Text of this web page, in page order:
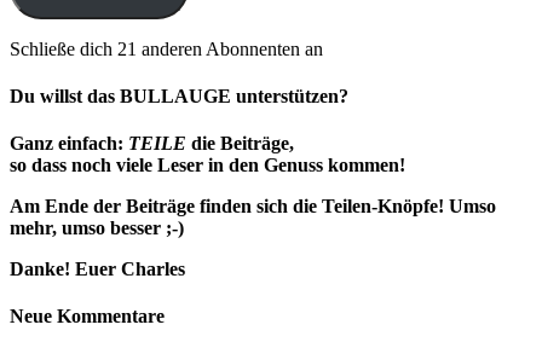
Schließe dich 21 anderen Abonnenten an
Du willst das BULLAUGE unterstützen?
Ganz einfach: TEILE die Beiträge,
so dass noch viele Leser in den Genuss kommen!
Am Ende der Beiträge finden sich die Teilen-Knöpfe! Umso
mehr, umso besser ;-)
Danke! Euer Charles
Neue Kommentare